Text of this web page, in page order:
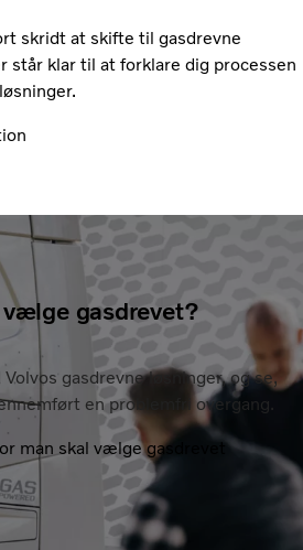
skridt at skifte til gasdrevne
står klar til at forklare dig processen
gasdrevet?
gasdrevne løsninger, og se,
en problemfri overgang.
man skal vælge gasdrevet